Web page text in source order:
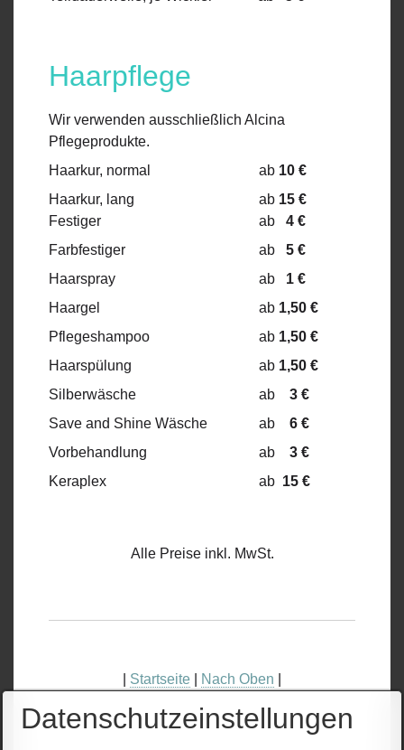
Haarpflege
Wir verwenden ausschließlich Alcina
Pflegeprodukte.
Haarkur, normal
ab 10 €
Haarkur, lang
ab 15 €
Festiger
ab 4 €
Farbfestiger
ab 5 €
Haarspray
ab 1 €
Haargel
ab 1,50 €
Pflegeshampoo
ab 1,50 €
Haarspülung
ab 1,50 €
Silberwäsche
ab 3 €
Save and Shine Wäsche
ab 6 €
Vorbehandlung
ab 3 €
Keraplex
ab 15 €
Alle Preise inkl. MwSt.
Startseite Nach Oben
Datenschutzeinstellungen